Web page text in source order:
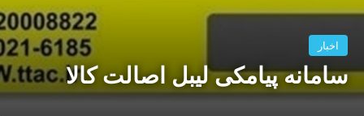
اخبار
سامانه پیامکی لیبل اصالت کالا